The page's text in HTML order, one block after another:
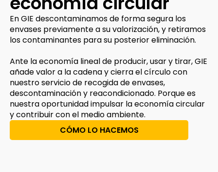
En GIE descontaminamos de forma segura los
envases previamente a su valorización, y retiramos
los contaminantes para su posterior eliminación.
Ante la economía lineal de producir, usar y tirar, GIE
añade valor a la cadena y cierra el círculo con
nuestro servicio de recogida de envases,
descontaminación y reacondicionado. Porque es
nuestra oportunidad impulsar la economía circular
y contribuir con el medio ambiente.
CÓMO LO HACEMOS